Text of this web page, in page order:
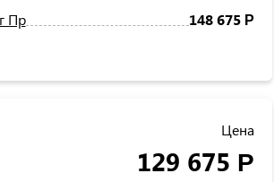
Пр 148 675 Р
Цена
129 675 Р